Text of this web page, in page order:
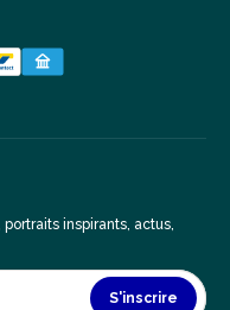
inspirants, actus,
S'inscrire